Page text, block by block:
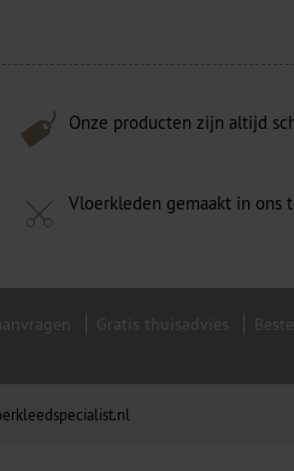
Onze producten zijn altijd
Vloerkleden gemaakt in ons
Gratis thuisadvies